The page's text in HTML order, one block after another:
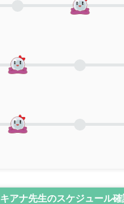
キアナ先生のスケジュール